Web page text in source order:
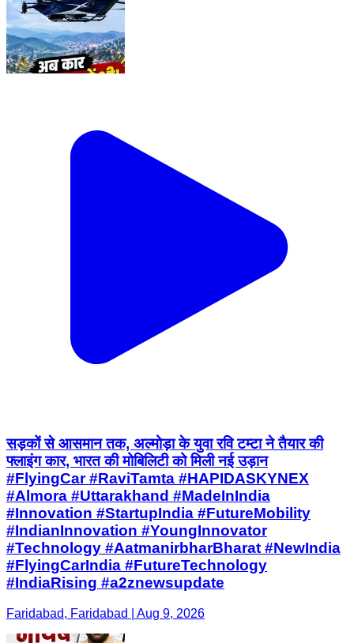
सड़कों से आसमान तक, अल्मोड़ा के युवा रवि टम्टा ने तैयार की
फ्लाइंग कार, भारत की मोबिलिटी को मिली नई उड़ान
#FlyingCar #RaviTamta #HAPIDASKYNEX
#Almora #Uttarakhand #MadeInIndia
#Innovation #StartupIndia #FutureMobility
#IndianInnovation #YoungInnovator
#Technology #AatmanirbharBharat #NewIndia
#FlyingCarIndia #FutureTechnology
#IndiaRising #a2znewsupdate
Faridabad, Faridabad | Aug 9, 2026